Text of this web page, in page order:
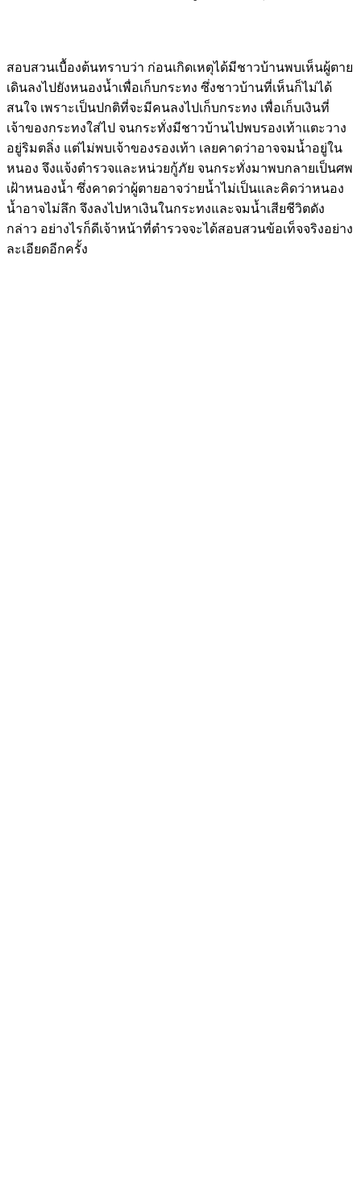
สอบสวนเบื้องต้นทราบว่า ก่อนเกิดเหตุได้มีชาวบ้านพบเห็นผู้ตาย
เดินลงไปยังหนองน้ำเพื่อเก็บกระทง ซึ่งชาวบ้านที่เห็นก็ไม่ได้
สนใจ เพราะเป็นปกติที่จะมีคนลงไปเก็บกระทง เพื่อเก็บเงินที่
เจ้าของกระทงใส่ไป จนกระทั่งมีชาวบ้านไปพบรองเท้าแตะวาง
อยู่ริมตลิ่ง แต่ไม่พบเจ้าของรองเท้า เลยคาดว่าอาจจมน้ำอยู่ใน
หนอง จึงแจ้งตำรวจและหน่วยกู้ภัย จนกระทั่งมาพบกลายเป็นศพ
เฝ้าหนองน้ำ ซึ่งคาดว่าผู้ตายอาจว่ายน้ำไม่เป็นและคิดว่าหนอง
น้ำอาจไม่ลึก จึงลงไปหาเงินในกระทงและจมน้ำเสียชีวิตดัง
กล่าว อย่างไรก็ดีเจ้าหน้าที่ตำรวจจะได้สอบสวนข้อเท็จจริงอย่าง
ละเอียดอีกครั้ง